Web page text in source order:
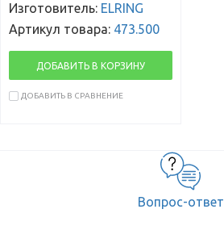
Изготовитель: ELRING
Артикул товара: 473.500
ДОБАВИТЬ В КОРЗИНУ
ДОБАВИТЬ В СРАВНЕНИЕ
Вопрос-ответ